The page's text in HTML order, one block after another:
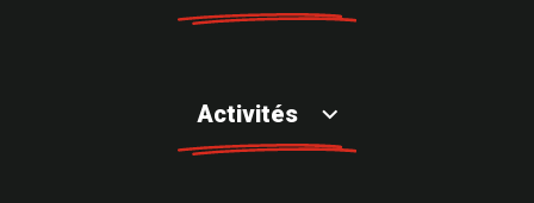
Activités